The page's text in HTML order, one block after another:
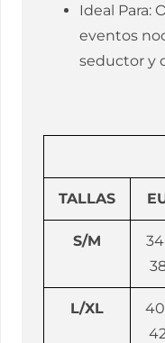
Ideal Para:
eventos
seductor y
TALLAS
S/M
L/XL